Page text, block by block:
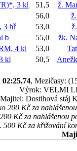
3 kl 51,5
ž.
56,0
3 hř 53,0
b 55,0
žk.
4 kl 53,0
kl 50,5
02:25,74, Mezičasy:
Výrok: VELMI
Majitel: Dostihová stáj
200 Kč za
Kč za nahlášenou
500 Kč za křižování